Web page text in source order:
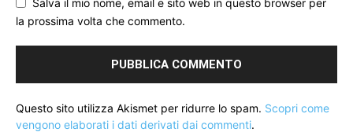
Salva il mio nome, email e sito web in questo browser per
la prossima volta che commento.
Questo sito utilizza Akismet per ridurre lo spam. Scopri come
vengono elaborati i dati derivati dai commenti.